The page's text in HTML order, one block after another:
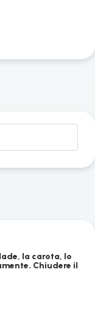
la carota, lo
Chiudere il